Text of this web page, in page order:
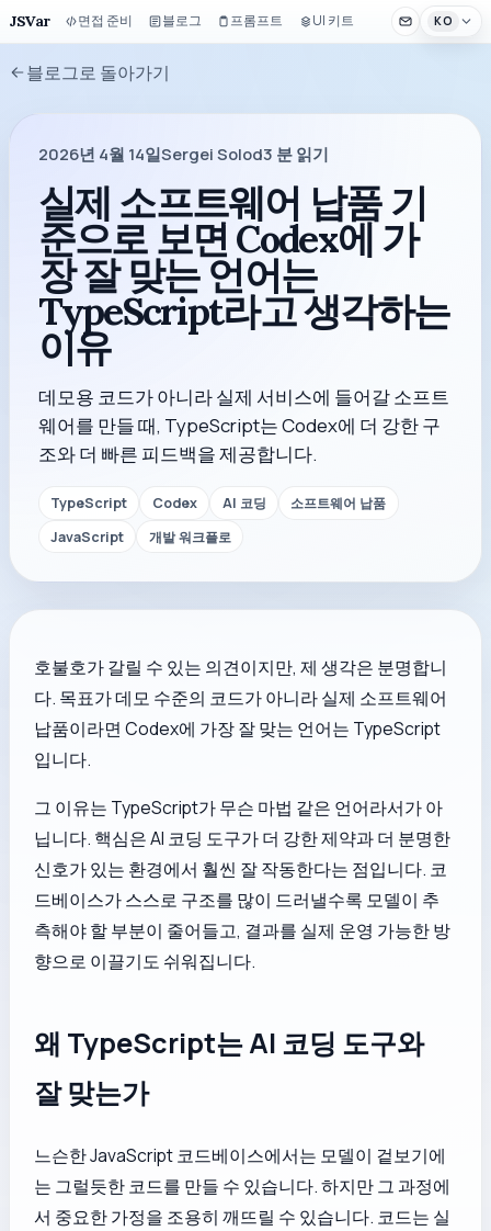
JSVar 면접 준비 블로그 프롬프트 UI 키트 KO
블로그로 돌아가기
2026년 4월 14일Sergei Solod3 분 읽기
실제 소프트웨어 납품 기
준으로 보면 Codex에 가
장 잘 맞는 언어는
TypeScript라고 생각하는
이유
데모용 코드가 아니라 실제 서비스에 들어갈 소프트
웨어를 만들 때, TypeScript는 Codex에 더 강한 구
조와 더 빠른 피드백을 제공합니다.
TypeScript Codex AI 코딩
소프트웨어 납품
JavaScript
개발 워크플로
호불호가 갈릴 수 있는 의견이지만, 제 생각은 분명합니
다. 목표가 데모 수준의 코드가 아니라 실제 소프트웨어
납품이라면 Codex에 가장 잘 맞는 언어는 TypeScript
입니다.
그 이유는 TypeScript가 무슨 마법 같은 언어라서가 아
닙니다. 핵심은 AI 코딩 도구가 더 강한 제약과 더 분명한
신호가 있는 환경에서 훨씬 잘 작동한다는 점입니다. 코
드베이스가 스스로 구조를 많이 드러낼수록 모델이 추
측해야 할 부분이 줄어들고, 결과를 실제 운영 가능한 방
향으로 이끌기도 쉬워집니다.
왜 TypeScript는 AI 코딩 도구와
잘 맞는가
느슨한 JavaScript 코드베이스에서는 모델이 겉보기에
는 그럴듯한 코드를 만들 수 있습니다. 하지만 그 과정에
서 중요한 가정을 조용히 깨뜨릴 수 있습니다. 코드는 실